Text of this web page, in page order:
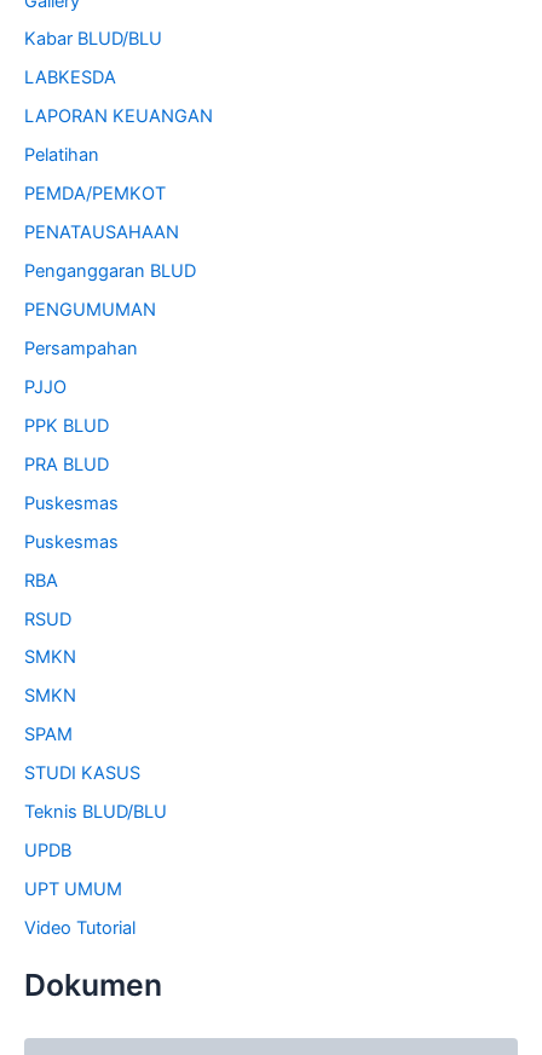
Kabar BLUD/BLU
LABKESDA
LAPORAN KEUANGAN
Pelatihan
PEMDA/PEMKOT
PENATAUSAHAAN
Penganggaran BLUD
PENGUMUMAN
Persampahan
PJJO
PPK BLUD
PRA BLUD
Puskesmas
Puskesmas
RBA
RSUD
SMKN
SMKN
SPAM
STUDI KASUS
Teknis BLUD/BLU
UPDB
UPT UMUM
Video Tutorial
Dokumen